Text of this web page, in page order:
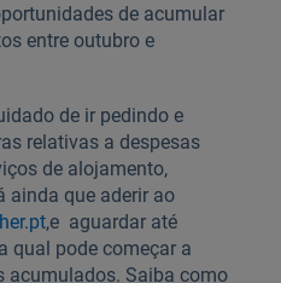
de acumular
entre outubro e
de ir pedindo e
relativas a despesas
de alojamento,
ainda que aderir ao
,e aguardar até
qual pode começar a
acumulados. Saiba como